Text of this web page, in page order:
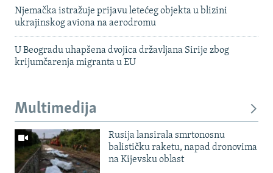
Njemačka istražuje prijavu letećeg objekta u blizini
ukrajinskog aviona na aerodromu
U Beogradu uhapšena dvojica državljana Sirije zbog
krijumčarenja migranta u EU
Multimedija
Rusija lansirala smrtonosnu
balističku raketu, napad dronovima
na Kijevsku oblast